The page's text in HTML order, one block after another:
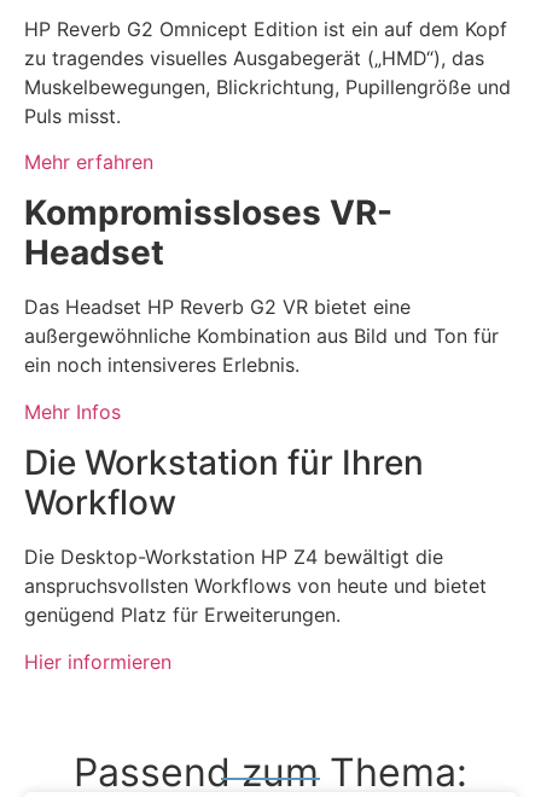
HP Reverb G2 Omnicept Edition ist ein auf dem Kopf
zu tragendes visuelles Ausgabegerät („HMD“), das
Muskelbewegungen, Blickrichtung, Pupillengröße und
Puls misst.
Mehr erfahren
Kompromissloses VR-
Headset
Das Headset HP Reverb G2 VR bietet eine
außergewöhnliche Kombination aus Bild und Ton für
ein noch intensiveres Erlebnis.
Mehr Infos
Die Workstation für Ihren
Workflow
Die Desktop-Workstation HP Z4 bewältigt die
anspruchsvollsten Workflows von heute und bietet
genügend Platz für Erweiterungen.
Hier informieren
Passend zum Thema: